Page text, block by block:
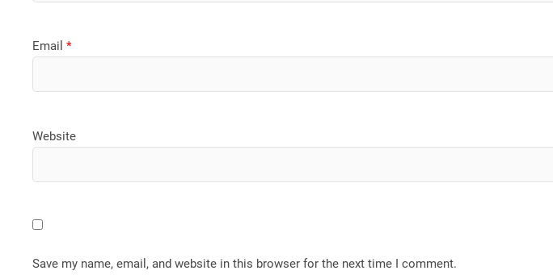
Email*
Website
Save my name, email, and website in this browser for the next time I comment.